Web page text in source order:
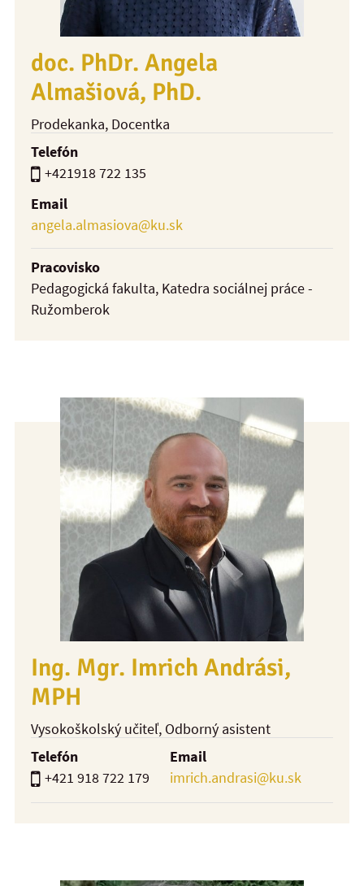
doc. PhDr. Angela
Almašiová, PhD.
Prodekanka, Docentka
Telefón
+421918 722 135
Email
angela.almasiova@ku.sk
Pracovisko
Pedagogická fakulta, Katedra sociálnej práce -
Ružomberok
Ing. Mgr. Imrich Andrási,
MPH
Vysokoškolský učiteľ, Odborný asistent
Telefón
+421 918 722 179
Email
imrich.andrasi@ku.sk